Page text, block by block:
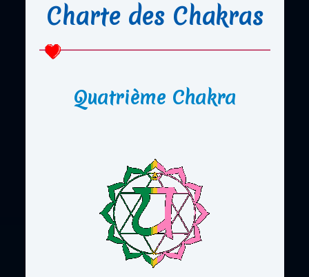
Charte des Chakras
Quatrième Chakra